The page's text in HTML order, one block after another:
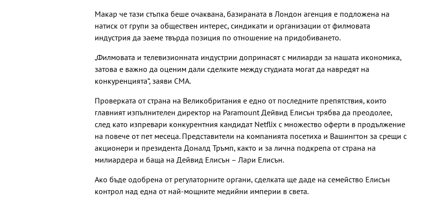
Макар че тази стъпка беше очаквана, базираната в Лондон агенция е подложена на
натиск от групи за обществен интерес, синдикати и организации от филмовата
индустрия да заеме твърда позиция по отношение на придобиването.
„Филмовата и телевизионната индустрии допринасят с милиарди за нашата икономика,
затова е важно да оценим дали сделките между студиата могат да навредят на
конкуренцията“, заяви CMA.
Проверката от страна на Великобритания е едно от последните препятствия, които
главният изпълнителен директор на Paramount Дейвид Елисън трябва да преодолее,
след като изпревари конкурентния кандидат Netflix с множество оферти в продължение
на повече от пет месеца. Представители на компанията посетиха и Вашингтон за срещи с
акционери и президента Доналд Тръмп, както и за лична подкрепа от страна на
милиардера и баща на Дейвид Елисън – Лари Елисън.
Ако бъде одобрена от регулаторните органи, сделката ще даде на семейство Елисън
контрол над една от най-мощните медийни империи в света.